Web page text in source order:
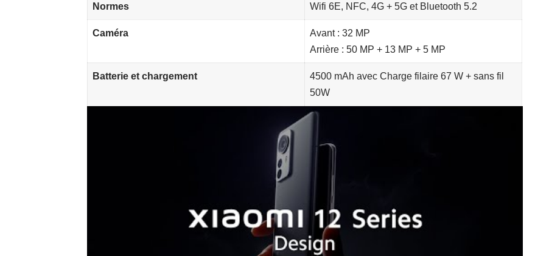
Normes Wifi 6E, NFC, 4G + 5G et Bluetooth 5.2
Caméra
Avant : 32 MP
Arrière : 50 MP + 13 MP + 5 MP
Batterie et chargement
4500 mAh avec Charge filaire 67 W + sans fil
50W